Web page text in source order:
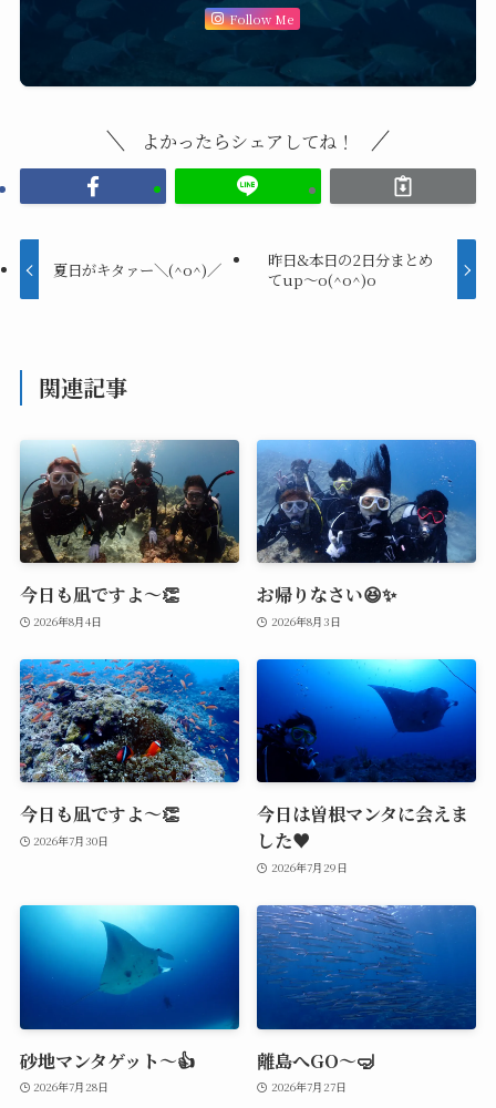
Follow Me
よかったらシェアしてね！
夏日がキタァー＼(^o^)／
昨日&本日の2日分まとめ
てup～o(^o^)o
関連記事
今日も凪ですよ～👏
2026年8月4日
お帰りなさい😆✨
2026年8月3日
今日も凪ですよ～👏
2026年7月30日
今日は曽根マンタに会えま
した♥️
2026年7月29日
砂地マンタゲット～👍
2026年7月28日
離島へGO～🤿
2026年7月27日